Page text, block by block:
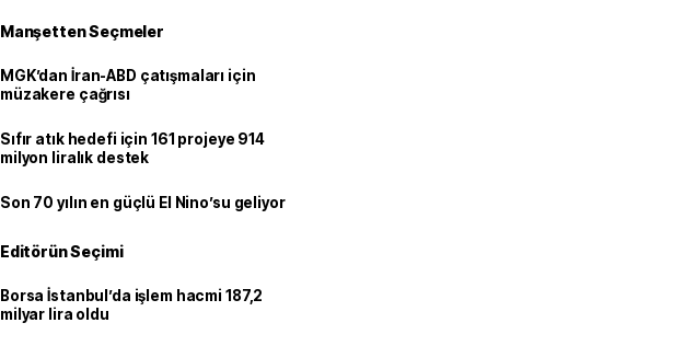
Manşetten Seçmeler
MGK’dan İran-ABD çatışmaları için
müzakere çağrısı
Sıfır atık hedefi için 161 projeye 914
milyon liralık destek
Son 70 yılın en güçlü El Nino’su geliyor
Editörün Seçimi
Borsa İstanbul’da işlem hacmi 187,2
milyar lira oldu